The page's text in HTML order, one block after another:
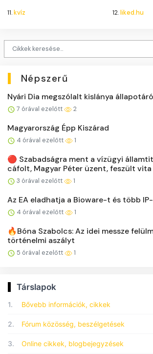
11.kvíz 12.liked.hu
Népszerű
Nyári Dia megszólalt kislánya
7 órával ezelőtt 2
Magyarország Épp Kiszárad
4 órával ezelőtt 1
🔴 Szabadságra ment a vízügyi
cáfolt, Magyar Péter üzent, feszült vita
3 órával ezelőtt 1
Az EA eladhatja a Bioware-t és több
4 órával ezelőtt 1
🔥Bóna Szabolcs: Az idei messze
történelmi aszályt
5 órával ezelőtt 1
Társlapok
1. Bővebb információk, cikkek
2. Fórum közösség, beszélgetések
3. Online cikkek, blogbejegyzések